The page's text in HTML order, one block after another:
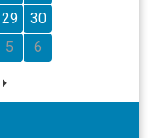
29
30
5 6